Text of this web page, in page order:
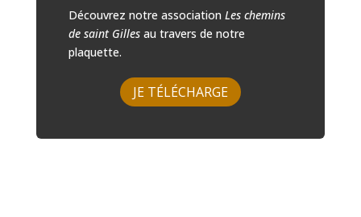
Découvrez notre association Les chemins
de saint Gillesau travers de notre
plaquette.
JE TÉLÉCHARGE